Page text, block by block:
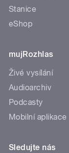
Stanice
eShop
mujRozhlas
Živé vysílání
Audioarchiv
Podcasty
Mobilní aplikace
Sledujte nás